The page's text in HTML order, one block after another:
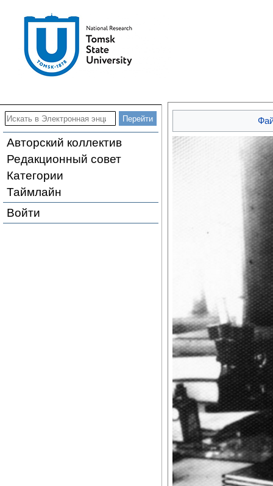
Авторский коллектив
Редакционный совет
Категории
Таймлайн
Войти